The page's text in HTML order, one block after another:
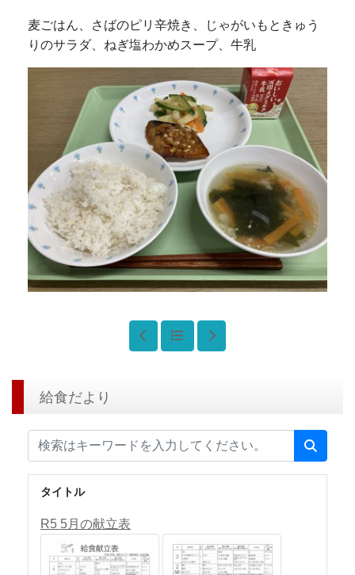
麦ごはん、さばのピリ辛焼き、じゃがいもときゅう
りのサラダ、ねぎ塩わかめスープ、牛乳
給食だより
タイトル
R5 5月の献立表